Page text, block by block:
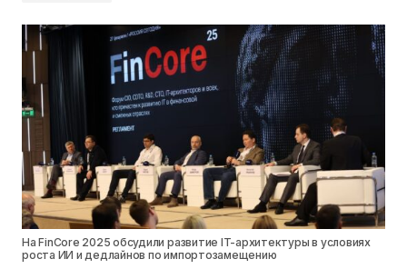
На FinCore 2025 обсудили развитие IT-архитектуры в условиях
роста ИИ и дедлайнов по импортозамещению